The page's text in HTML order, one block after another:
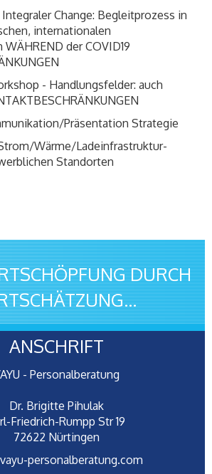
Change: Begleitprozess in
internationalen
der COVID19
- Handlungsfelder: auch
Präsentation Strategie
Wärme/Ladeinfrastruktur-
Standorten
DURCH
ANSCHRIFT
- Personalberatung
Dr. Brigitte Pihulak
Friedrich-Rumpp Str 19
72622 Nürtingen
personalberatung.com